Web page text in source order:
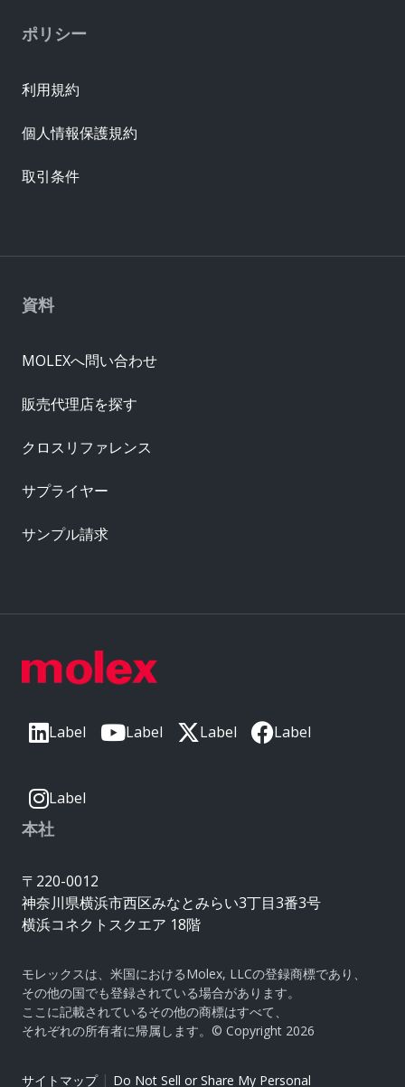
Label Label Label Label
Label
本社
〒220-0012
神奈川県横浜市西区みなとみらい3丁目3番3号
横浜コネクトスクエア 18階
モレックスは、米国におけるMolex, LLCの登録商標であり、
その他の国でも登録されている場合があります。
ここに記載されているその他の商標はすべて、
それぞれの所有者に帰属します。© Copyright 2026
サイトマップ| Do Not Sell or Share My Personal
資料
MOLEXへ問い合わせ
販売代理店を探す
クロスリファレンス
サプライヤー
サンプル請求
ポリシー
利用規約
個人情報保護規約
取引条件